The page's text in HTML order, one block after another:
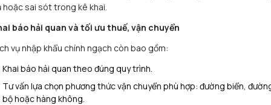
hoặc sai sót trong kê khai.
báo hải quan và tối ưu thuế, vận chuyển
vụ nhập khẩu chính ngạch còn bao gồm:
Khai báo hải quan theo đúng quy trình.
Tư vấn lựa chọn phương thức vận chuyển phù hợp: đường biển,
bộ hoặc hàng không.